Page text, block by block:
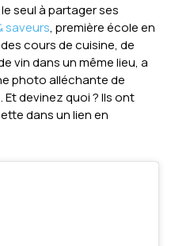
seul à partager ses
saveurs, première école en
cours de cuisine, de
vin dans un même lieu, a
photo alléchante de
devinez quoi ? Ils ont
dans un lien en